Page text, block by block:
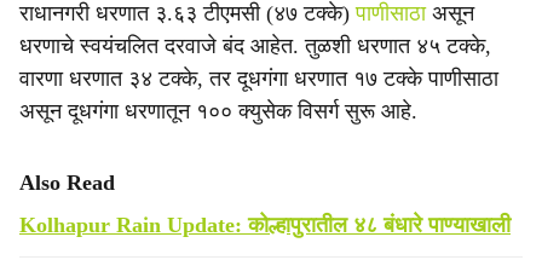
राधानगरी धरणात ३.६३ टीएमसी (४७ टक्के)पाणीसाठा असून
धरणाचे स्वयंचलित दरवाजे बंद आहेत. तुळशी धरणात ४५ टक्के,
वारणा धरणात ३४ टक्के, तर दूधगंगा धरणात १७ टक्के पाणीसाठा
असून दूधगंगा धरणातून १०० क्युसेक विसर्ग सुरू आहे.
Also Read
Kolhapur Rain Update: कोल्हापुरातील ४८ बंधारे पाण्याखाली